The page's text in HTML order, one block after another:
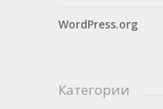
WordPress.org
Категории